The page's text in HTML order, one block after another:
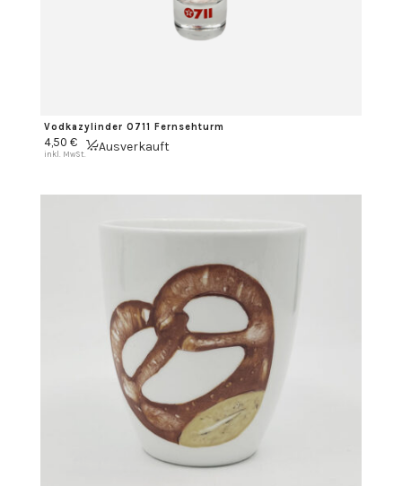
Vodkazylinder 0711 Fernsehturm
4,50 €
inkl. MwSt. Ausverkauft